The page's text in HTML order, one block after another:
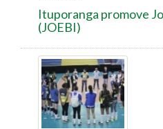
Ituporanga promove
(JOEBI)